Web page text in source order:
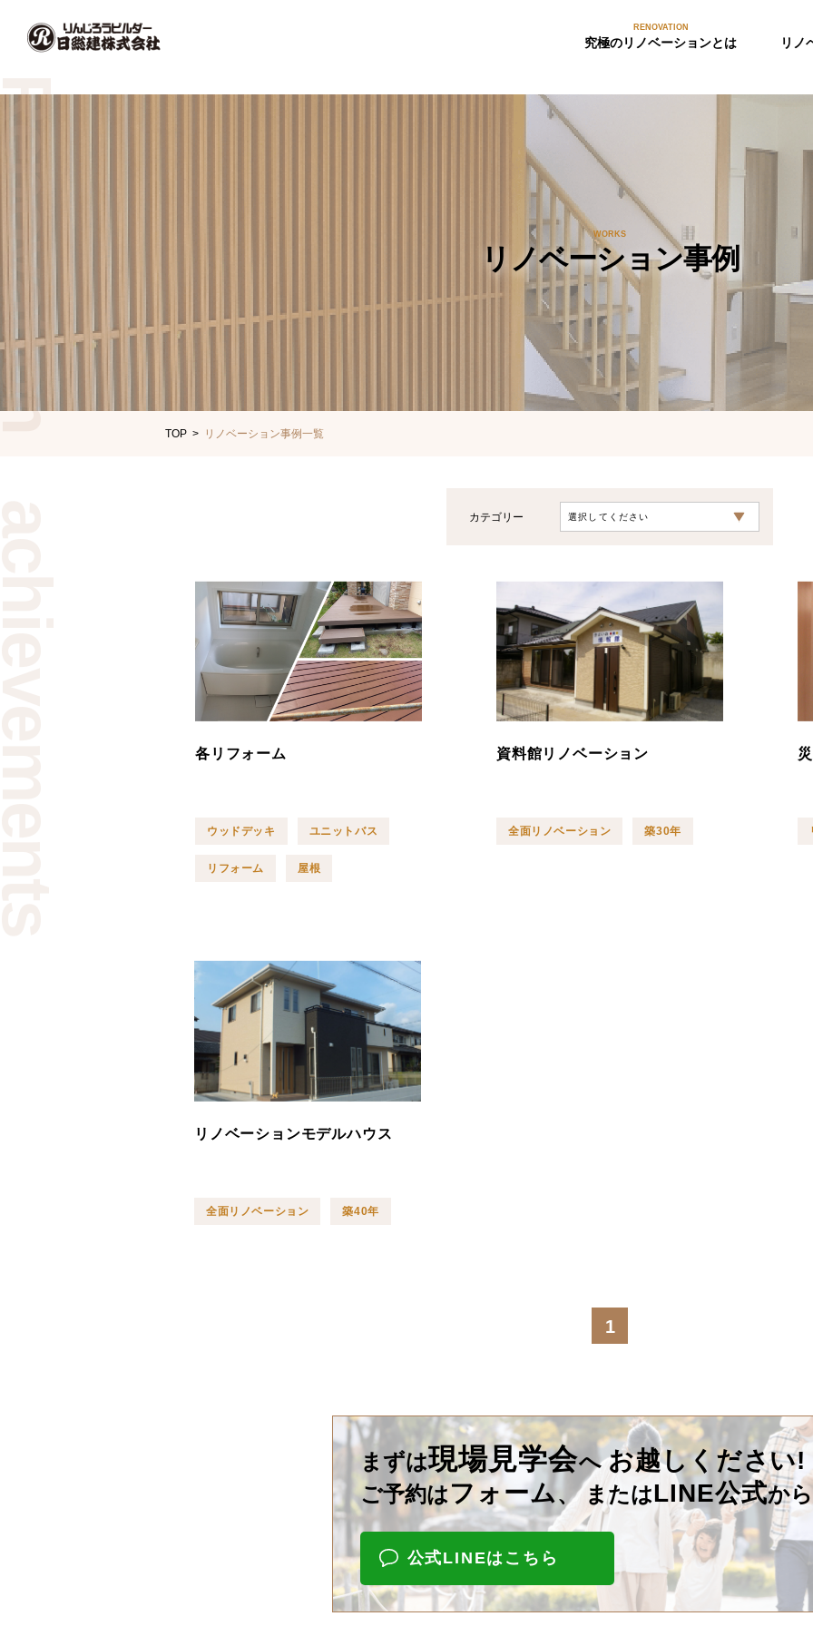
RENOVATION
究極のリノベーションとは リノ
WORKS
リノベーション事例
TOP > リノベーション事例一覧
カテゴリー
各リフォーム
ウッドデッキ ユニットバス
リフォーム 屋根
資料館リノベーション
全面リノベーション 築30年
リノベーションモデルハウス
全面リノベーション 築40年
1
まずは現場見学会へ お越しください!
ご予約はフォーム、またはLINE公式から
公式LINEはこちら